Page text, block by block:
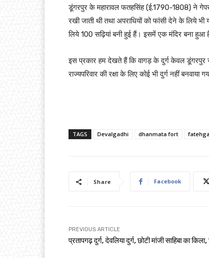
डूंगरपुर के महारावल फतहसिंह (ई.1790-1808) ने
रखी जाती थी तथा अपराधियों को फांसी देने के लिये भी
लिये 100 सढ़ियां बनी हुई हैं। इसमें एक मंदिर बना
इस प्रकार हम देखते हैं कि वागड़ के दुर्ग केवल डूंगरपुर
राज्यपरिवार की रक्षा के लिए कोई भी दुर्ग नहीं बनवाया
TAGS Devalgadhi dhanmata fort
Share Facebook
PREVIOUS ARTICLE
प्रतापगढ़ दुर्ग, देवलिया दुर्ग, छोटी मांजी साहिबा का